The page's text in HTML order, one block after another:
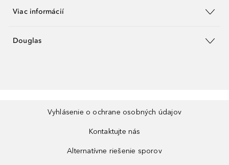
Viac informácií
Douglas
Vyhlásenie o ochrane osobných údajov
Kontaktujte nás
Alternatívne riešenie sporov